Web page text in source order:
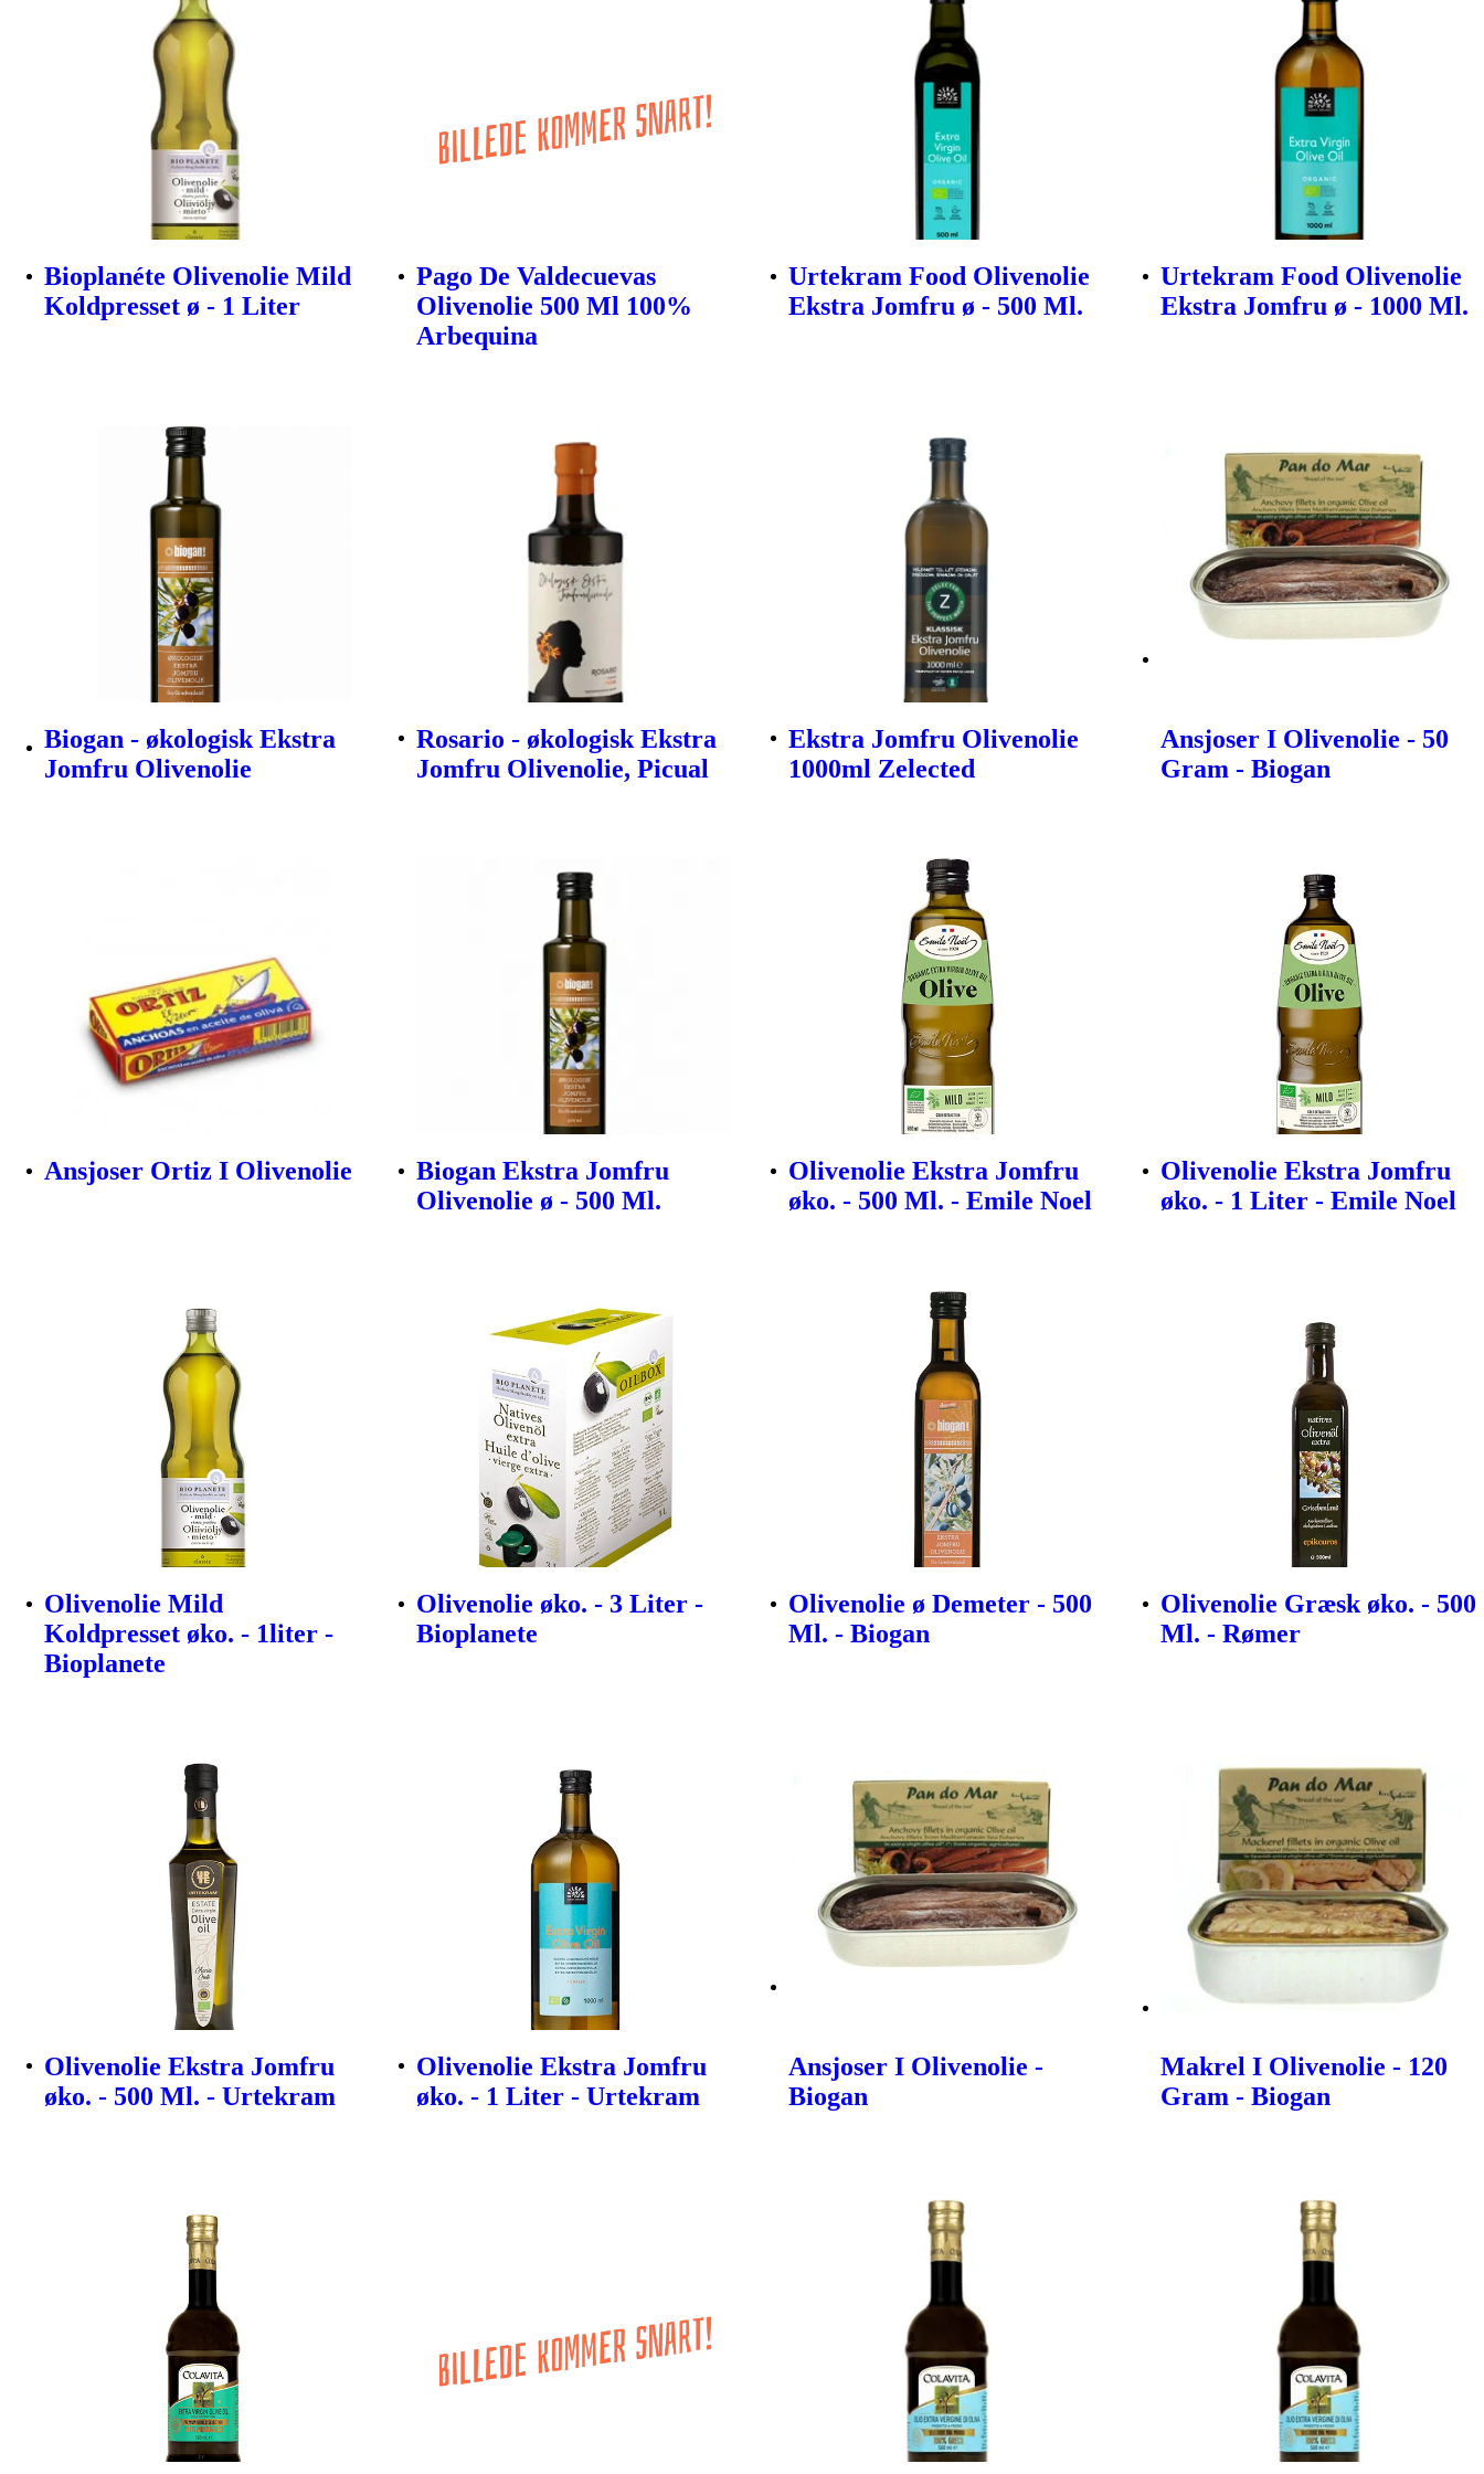
Bioplanéte Olivenolie Mild
Koldpresset ø - 1 Liter
Pago De Valdecuevas
Olivenolie 500 Ml 100%
Arbequina
Urtekram Food Olivenolie
Ekstra Jomfru ø - 500 Ml.
Urtekram Food Olivenolie
Ekstra Jomfru ø - 1000 Ml.
Biogan - økologisk Ekstra
Jomfru Olivenolie
Rosario - økologisk Ekstra
Jomfru Olivenolie, Picual
Ekstra Jomfru Olivenolie
1000ml Zelected
Ansjoser I Olivenolie - 50
Gram - Biogan
Ansjoser Ortiz I Olivenolie
Biogan Ekstra Jomfru
Olivenolie ø - 500 Ml.
Olivenolie Ekstra Jomfru
øko. - 500 Ml. - Emile Noel
Olivenolie Ekstra Jomfru
øko. - 1 Liter - Emile Noel
Olivenolie Mild
Koldpresset øko. - 1liter -
Bioplanete
Olivenolie øko. - 3 Liter -
Bioplanete
Olivenolie ø Demeter - 500
Ml. - Biogan
Olivenolie Græsk øko. - 500
Ml. - Rømer
Olivenolie Ekstra Jomfru
øko. - 500 Ml. - Urtekram
Olivenolie Ekstra Jomfru
øko. - 1 Liter - Urtekram
Ansjoser I Olivenolie -
Biogan
Makrel I Olivenolie - 120
Gram - Biogan